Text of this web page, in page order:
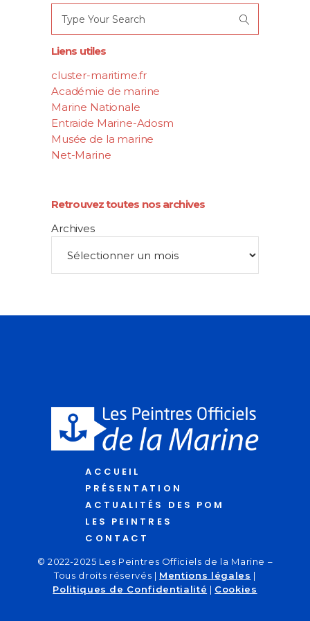
for:
Liens utiles
cluster-maritime.fr
Académie de marine
Marine Nationale
Entraide Marine-Adosm
Musée de la marine
Net-Marine
Retrouvez toutes nos archives
Archives
ACCUEIL
PRÉSENTATION
ACTUALITÉS DES POM
LES PEINTRES
CONTACT
© 2022-2025 Les Peintres Officiels de la Marine –
Tous droits réservés | Mentions légales |
Politiques de Confidentialité | Cookies